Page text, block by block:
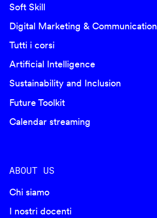
Soft Skill
Digital Marketing & Communication
Tutti i corsi
Artificial Intelligence
Sustainability and Inclusion
Future Toolkit
Calendar streaming
ABOUT US
Chi siamo
I nostri docenti